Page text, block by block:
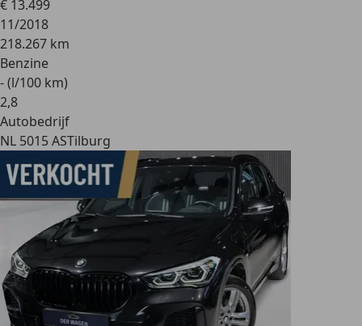
€ 13.499
11/2018
218.267 km
Benzine
- (l/100 km)
2,8
Autobedrijf
NL 5015 ASTilburg